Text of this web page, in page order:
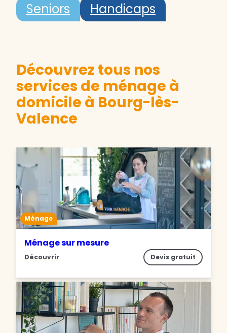
Seniors Handicaps
Découvrez tous nos
services de ménage à
domicile à Bourg-lès-
Valence
Ménage
Ménage sur mesure
Découvrir Devis gratuit